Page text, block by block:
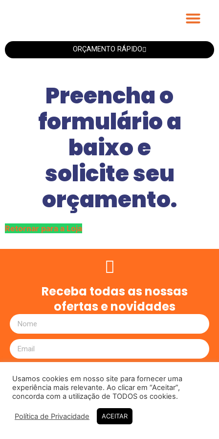
ORÇAMENTO RÁPIDO
Preencha o
formulário a
baixo e
solicite seu
orçamento.
Retornar para a Loja
Receba todas as nossas
ofertas e novidades
Usamos cookies em nosso site para fornecer uma
experiência mais relevante. Ao clicar em “Aceitar”,
concorda com a utilização de TODOS os cookies.
Política de Privacidade ACEITAR
ORÇAMENTO RÁPIDO